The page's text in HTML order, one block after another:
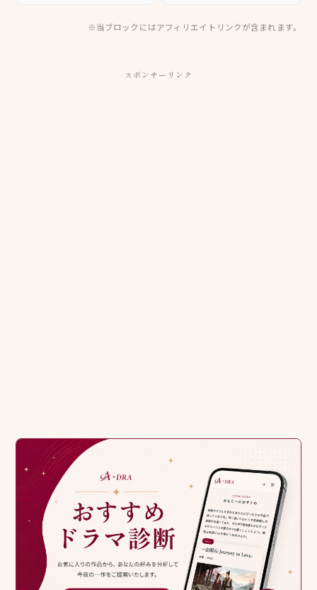
※当ブロックにはアフィリエイトリンクが含まれます。
スポンサーリンク